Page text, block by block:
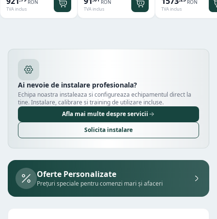
RON
TVA inclus
RON
TVA inclus
RON
TVA inclus
Ai nevoie de instalare profesionala?
Echipa noastra instaleaza si configureaza echipamentul direct la
tine. Instalare, calibrare si training de utilizare incluse.
Afla mai multe despre servicii
Solicita instalare
Oferte Personalizate
Prețuri speciale pentru comenzi mari și afaceri